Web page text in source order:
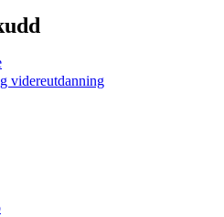
videreutdanning